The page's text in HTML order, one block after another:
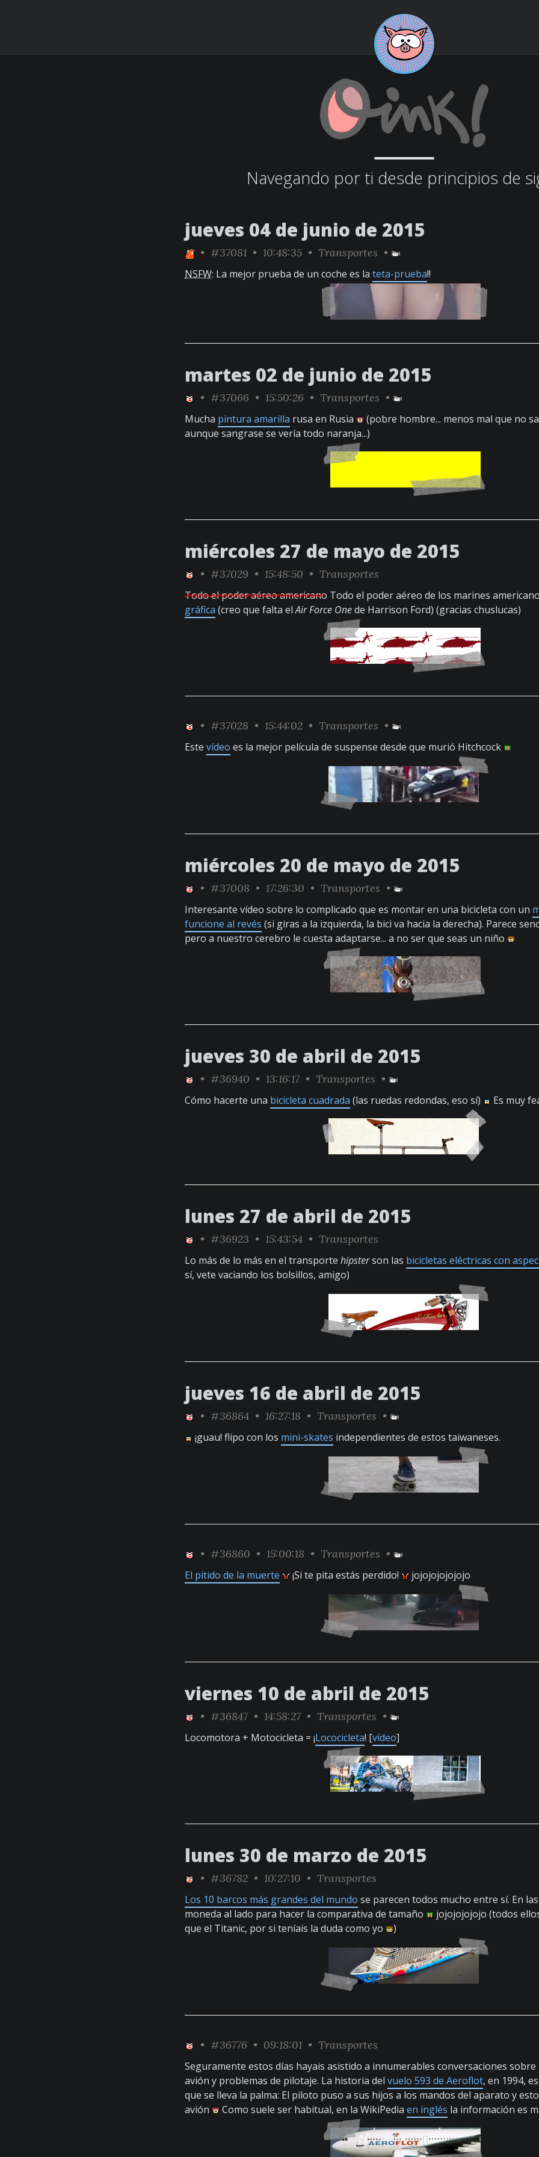
Navegando por ti desde principios de
jueves 04 de junio de 2015
• #37081 • 10:48:35 • Transportes •
NSFW: La mejor prueba de un coche es la teta-prueba!!
martes 02 de junio de 2015
• #37066 • 15:50:26 • Transportes •
Mucha pintura amarilla rusa en Rusia
(pobre hombre... menos mal que no
aunque sangrase se vería todo naranja...)
miércoles 27 de mayo de 2015
• #37029 • 15:48:50 • Transportes
Todo el poder aéreo americano Todo el poder aéreo de los marines
gráfica (creo que falta elAir Force Onede Harrison Ford) (gracias chuslucas)
• #37028 • 15:44:02 • Transportes •
Este vídeo es la mejor película de suspense desde que murió Hitchcock
miércoles 20 de mayo de 2015
• #37008 • 17:26:30 • Transportes •
Interesante vídeo sobre lo complicado que es montar en una bicicleta con un
funcione al revés (si giras a la izquierda, la bici va hacia la derecha). Parece
pero a nuestro cerebro le cuesta adaptarse... a no ser que seas un niño
jueves 30 de abril de 2015
• #36940 • 13:16:17 • Transportes •
Cómo hacerte una bicicleta cuadrada (las ruedas redondas, eso sí) Es muy
lunes 27 de abril de 2015
• #36923 • 15:43:54 • Transportes
Lo más de lo más en el transporte hipsterson las bicicletas eléctricas con
sí, vete vaciando los bolsillos, amigo)
jueves 16 de abril de 2015
• #36864 • 16:27:18 • Transportes •
¡guau! flipo con los mini-skates independientes de estos taiwaneses.
• #36860 • 15:00:18 • Transportes •
El pitido de la muerte ¡Si te pita estás perdido! jojojojojojojo
viernes 10 de abril de 2015
• #36847 • 14:58:27 • Transportes •
Locomotora + Motocicleta = ¡Lococicleta! [vídeo]
lunes 30 de marzo de 2015
• #36782 • 10:27:10 • Transportes
Los 10 barcos más grandes del mundo se parecen todos mucho entre sí. En
moneda al lado para hacer la comparativa de tamaño
jojojojojojo (todos
que el Titanic, por si teníais la duda como yo
)
• #36776 • 09:18:01 • Transportes
Seguramente estos días hayais asistido a innumerables conversaciones sobre
avión y problemas de pilotaje. La historia del vuelo 593 de Aeroflot, en 1994,
que se lleva la palma: El piloto puso a sus hijos a los mandos del aparato y
avión
Como suele ser habitual, en la WikiPedia en inglés la información es